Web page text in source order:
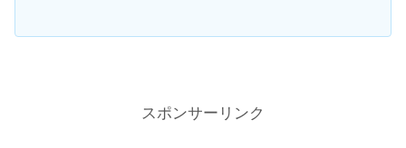
スポンサーリンク